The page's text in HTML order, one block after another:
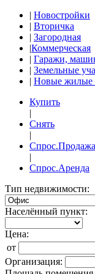
| Новостройки
| Вторичка
| Загородная
|Коммерческая
| Гаражи,
| Земельные
| Новые жилые
Купить
|
Снять
|
Спрос.Продажа
|
Спрос.Аренда
Тип недвижимости:
Населённый пункт:
Цена:
от
Организация: